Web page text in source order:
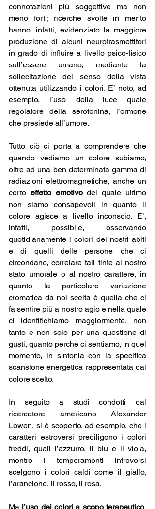
connotazioni più soggettive ma non
meno forti; ricerche svolte in merito
hanno, infatti, evidenziato la maggiore
produzione di alcuni neurotrasmettitori
in grado di influire a livello psico-fisico
sull’essere umano, mediante la
sollecitazione del senso della vista
ottenuta utilizzando i colori. E’ noto, ad
esempio, l’uso della luce quale
regolatore della serotonina, l’ormone
che presiede all’umore.
Tutto ciò ci porta a comprendere che
quando vediamo un colore subiamo,
oltre ad una ben determinata gamma di
radiazioni elettromagnetiche, anche un
certo effetto emotivo del quale ultimo
non siamo consapevoli in quanto il
colore agisce a livello inconscio. E’,
infatti, possibile, osservando
quotidianamente i colori dei nostri abiti
e di quelli delle persone che ci
circondano, correlare tali tinte al nostro
stato umorale o al nostro carattere, in
quanto la particolare variazione
cromatica da noi scelta è quella che ci
fa sentire più a nostro agio e nella quale
ci identifichiamo maggiormente, non
tanto e non solo per una questione di
gusti, quanto perché ci sentiamo, in quel
momento, in sintonia con la specifica
scansione energetica rappresentata dal
colore scelto.
In seguito a studi condotti dal
ricercatore americano Alexander
Lowen, si è scoperto, ad esempio, che i
caratteri estroversi prediligono i colori
freddi, quali l’azzurro, il blu e il viola,
mentre i temperamenti introversi
scelgono i colori caldi come il giallo,
l’arancione, il rosso, il rosa.
Ma l’uso dei colori a scopo terapeutico,